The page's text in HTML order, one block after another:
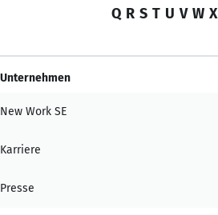
Q R S T U V W X
Unternehmen
New Work SE
Karriere
Presse